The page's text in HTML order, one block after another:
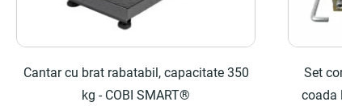
Cantar cu brat rabatabil, capacitate 350
kg - COBI SMART®
Set
coada